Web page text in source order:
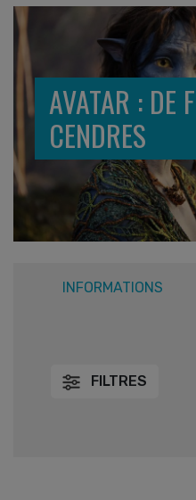
AVATAR : DE
CENDRES
INFORMATIONS
FILTRES